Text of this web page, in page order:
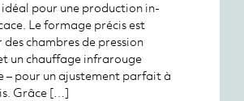
pour une production in-
Le formage précis est
des chambres de pression
un chauffage infrarouge
– pour un ajustement parfait à
Grâce […]